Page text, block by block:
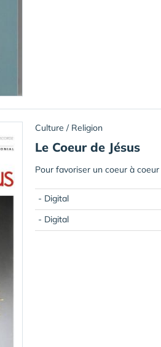
Culture / Religion
Le Coeur de Jésus
Pour favoriser un coeur à
- Digital
- Digital